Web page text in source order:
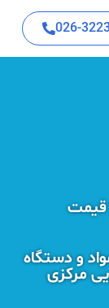
026-
قیمت
و دستگاه
مرکزی